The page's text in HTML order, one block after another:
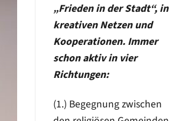
„Frieden in der Stadt“, in
kreativen Netzen und
Kooperationen. Immer
schon aktiv in vier
Richtungen:
(1.) Begegnung zwischen